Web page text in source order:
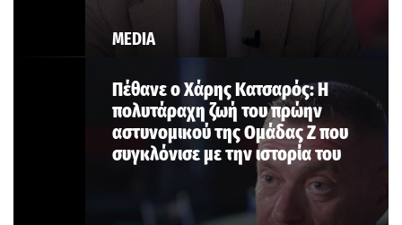
MEDIA
Πέθανε ο Χάρης Κατσαρός: Η
πολυτάραχη ζωή του πρώην
αστυνομικού της Ομάδας Ζ που
συγκλόνισε με την ιστορία του